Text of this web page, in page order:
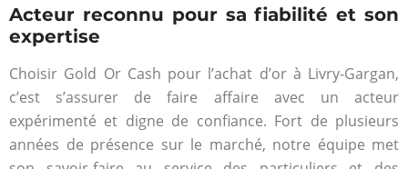
Acteur reconnu pour sa fiabilité et son
expertise
Choisir Gold Or Cash pour l’achat d’or à Livry-Gargan,
c’est s’assurer de faire affaire avec un acteur
expérimenté et digne de confiance. Fort de plusieurs
années de présence sur le marché, notre équipe met